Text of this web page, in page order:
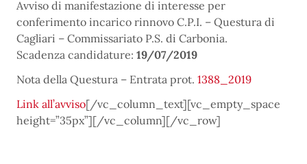
Avviso di manifestazione di interesse per
conferimento incarico rinnovo C.P.I. – Questura di
Cagliari – Commissariato P.S. di Carbonia.
Scadenza candidature: 19/07/2019
Nota della Questura – Entrata prot. 1388_2019
Link all’avviso[/vc_column_text][vc_empty_space
height=”35px”][/vc_column][/vc_row]